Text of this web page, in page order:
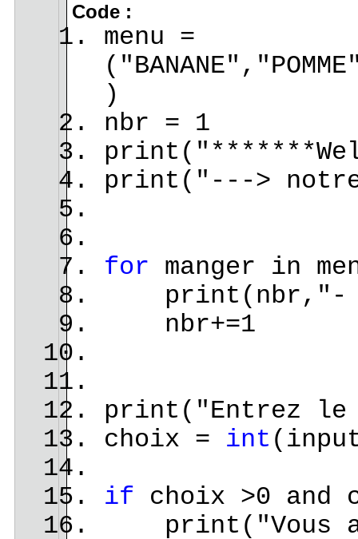
Code :
menu =
)
nbr = 1
print("--->
for manger in
print(nbr,"- ",
nbr+=1
print("Entrez le
choix = int
if choix >0 and
print("Vous